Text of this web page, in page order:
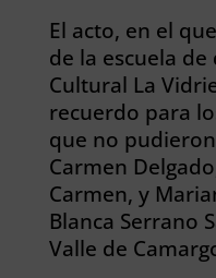
El acto, en el
de la escuela
Cultural La
recuerdo para
que no
Carmen
Carmen, y
Blanca Serrano
Valle de